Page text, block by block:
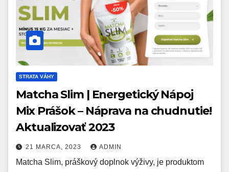
STRATA VÁHY
Matcha Slim | Energetický Nápoj
Mix Prášok – Náprava na chudnutie!
Aktualizovať 2023
21 MARCA, 2023 ADMIN
Matcha Slim, práškový doplnok výživy, je produktom